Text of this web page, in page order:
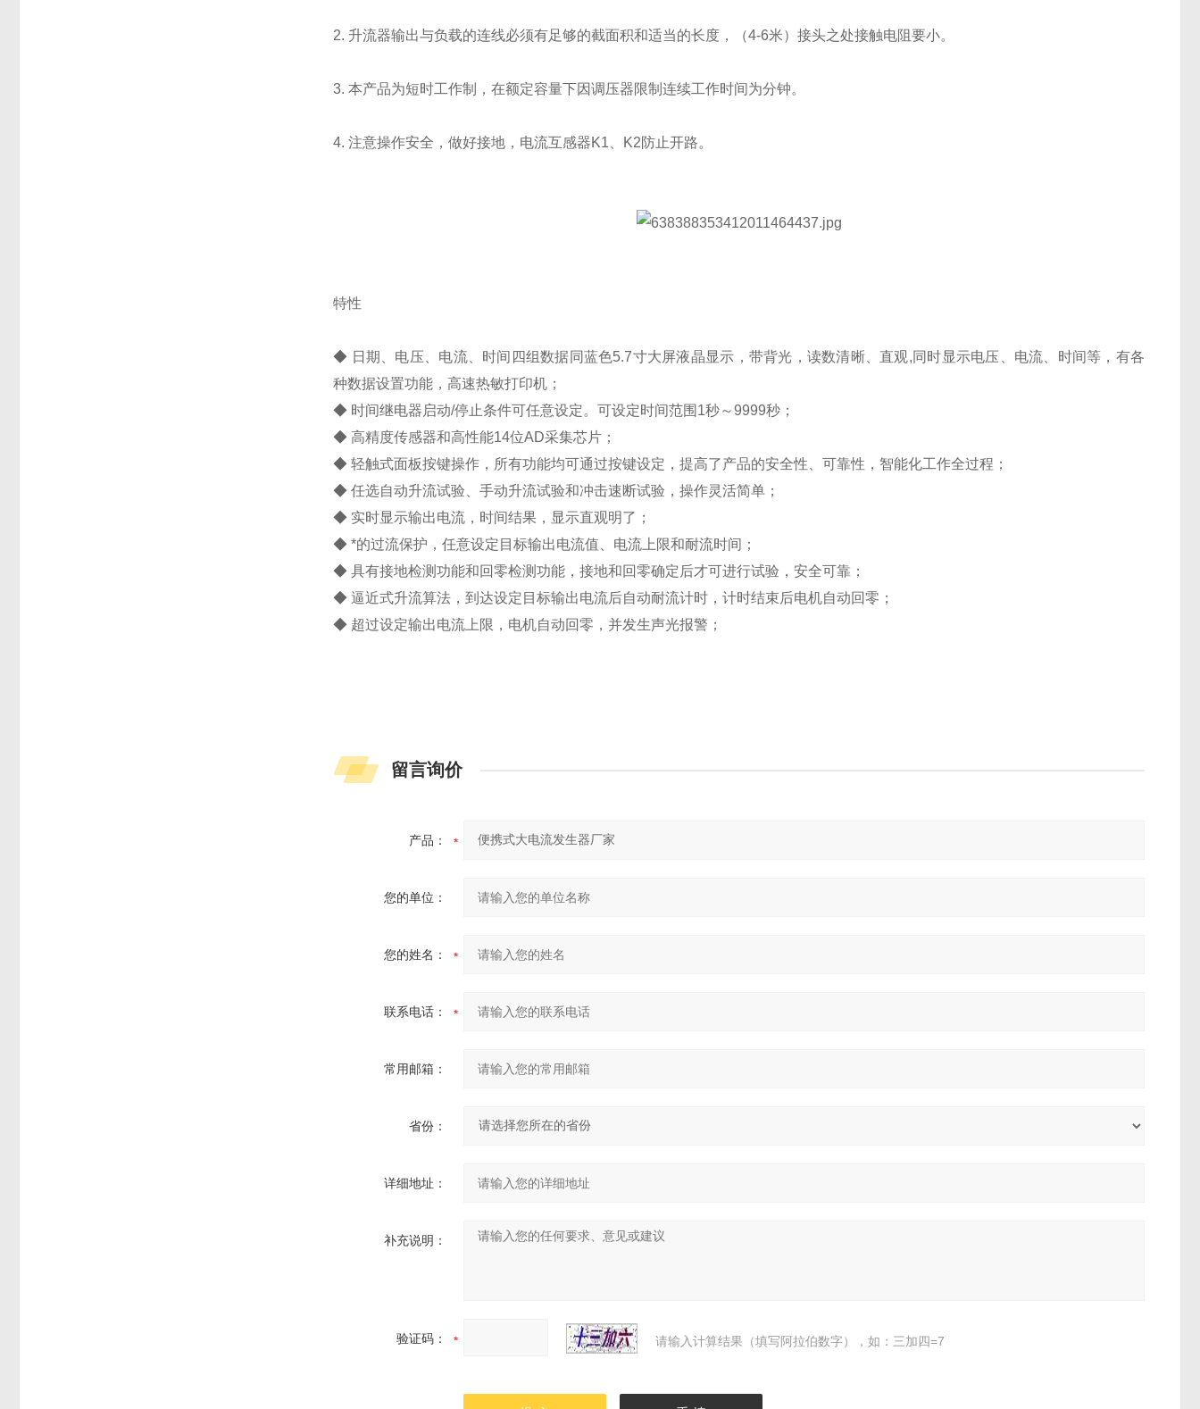
2. 升流器输出与负载的连线必须有足够的截面积和适当的长度，（4-6米）接头之处接触电阻要小。
3. 本产品为短时工作制，在额定容量下因调压器限制连续工作时间为分钟。
4. 注意操作安全，做好接地，电流互感器K1、K2防止开路。
特性
◆ 日期、电压、电流、时间四组数据同蓝色5.7寸大屏液晶显示，带背光，读数清晰、直观,同时显示电压、电流、时间等，有各
种数据设置功能，高速热敏打印机；
◆ 时间继电器启动/停止条件可任意设定。可设定时间范围1秒～9999秒；
◆ 高精度传感器和高性能14位AD采集芯片；
◆ 轻触式面板按键操作，所有功能均可通过按键设定，提高了产品的安全性、可靠性，智能化工作全过程；
◆ 任选自动升流试验、手动升流试验和冲击速断试验，操作灵活简单；
◆ 实时显示输出电流，时间结果，显示直观明了；
◆ *的过流保护，任意设定目标输出电流值、电流上限和耐流时间；
◆ 具有接地检测功能和回零检测功能，接地和回零确定后才可进行试验，安全可靠；
◆ 逼近式升流算法，到达设定目标输出电流后自动耐流计时，计时结束后电机自动回零；
◆ 超过设定输出电流上限，电机自动回零，并发生声光报警；
留言询价
产品：
您的单位：
您的姓名：
联系电话：
常用邮箱：
省份：
详细地址：
补充说明：
验证码： 请输入计算结果（填写阿拉伯数字），如：三加四=7